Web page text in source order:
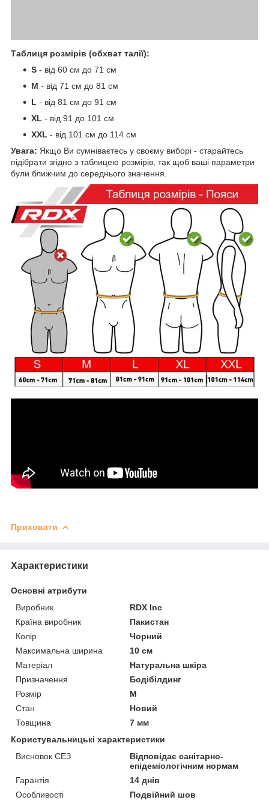
Таблиця розмірів (обхват талії):
S - від 60 см до 71 см
М - від 71 см до 81 см
L - від 81 см до 91 см
XL - від 91 до 101 см
XXL - від 101 см до 114 см
Увага: Якщо Ви сумніваєтесь у своєму виборі - старайтесь
підібрати згідно з таблицею розмірів, так щоб ваші параметри
були ближчим до середнього значення.
Приховати
Характеристики
Основні атрибути
Виробник
RDX Inc
Країна виробник
Пакистан
Колір
Чорний
Максимальна ширина
10 см
Матеріал
Натуральна шкіра
Призначення
Бодібілдинг
Розмір
M
Стан
Новий
Товщина
7 мм
Користувальницькі характеристики
Висновок СЕЗ
Відповідає санітарно-
епідеміологічним нормам
Гарантія
14 днів
Особливості
Подвійний шов